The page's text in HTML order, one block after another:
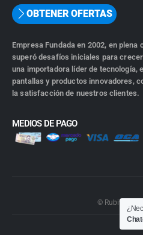
OBTENER OFERTAS
Empresa Fundada en 2002, en
superó desafíos iniciales para
una importadora líder de tecnología,
pantallas y productos innovadores,
la satisfacción de nuestros clientes.
MEDIOS DE PAGO
©